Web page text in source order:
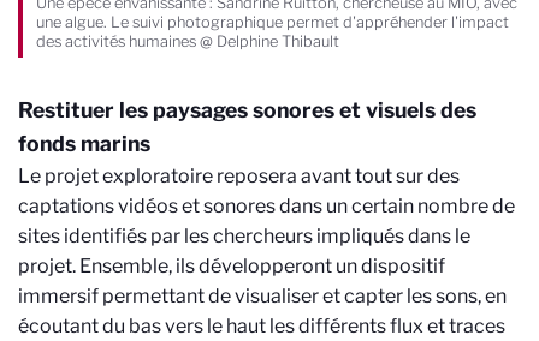
une algue. Le suivi photographique permet d'appréhender l'impact
des activités humaines @ Delphine Thibault
Restituer les paysages sonores et visuels des
fonds marins
Le projet exploratoire reposera avant tout sur des
captations vidéos et sonores dans un certain nombre de
sites identifiés par les chercheurs impliqués dans le
projet. Ensemble, ils développeront un dispositif
immersif permettant de visualiser et capter les sons, en
écoutant du bas vers le haut les différents flux et traces